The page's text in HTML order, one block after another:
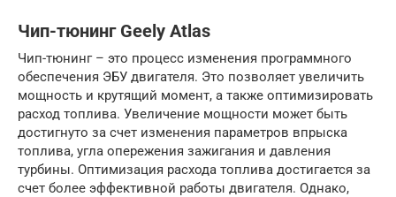
Чип-тюнинг Geely Atlas
Чип-тюнинг – это процесс изменения программного
обеспечения ЭБУ двигателя. Это позволяет увеличить
мощность и крутящий момент, а также оптимизировать
расход топлива. Увеличение мощности может быть
достигнуто за счет изменения параметров впрыска
топлива, угла опережения зажигания и давления
турбины. Оптимизация расхода топлива достигается за
счет более эффективной работы двигателя. Однако,